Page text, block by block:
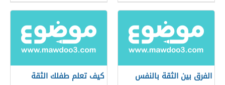
الفرق بين الثقة بالنفس
كيف تعلم طفلك الثقة